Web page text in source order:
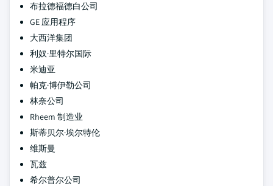
布拉德福德白公司
GE 应用程序
大西洋集团
利奴·里特尔国际
米迪亚
帕克·博伊勒公司
林奈公司
Rheem 制造业
斯蒂贝尔·埃尔特伦
维斯曼
瓦兹
希尔普尔公司